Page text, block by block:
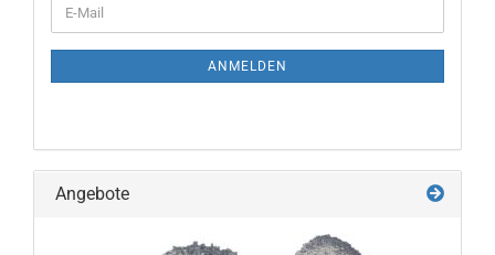
ZUR
E-
Mail
ANMELDEN
Angebote